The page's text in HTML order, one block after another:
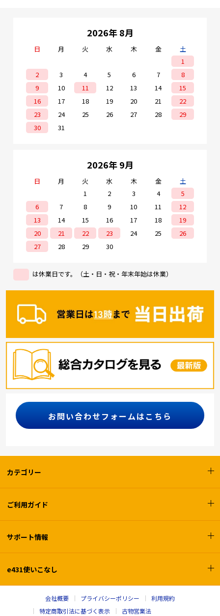
2026年 8月
日 月 火 水 木 金
土
1
2
3 4 5 6 7
8
9
10 11 12 13 14
15
16
17 18 19 20 21
22
23
24 25 26 27 28
29
30
31
2026年 9月
日 月 火 水 木 金
土
1
2 3 4
5
6
7 8 9 10 11
12
13
14 15 16 17 18
19
20
21 22 23 24 25
26
27
28 29 30
は休業日です。（土・日・祝・年末年始は休業）
お問い合わせフォームはこちら
カテゴリー
ご利用ガイド
サポート情報
e431使いこなし
会社概要 プライバシーポリシー
利用規約
特定商取引法に基づく表示
古物営業法